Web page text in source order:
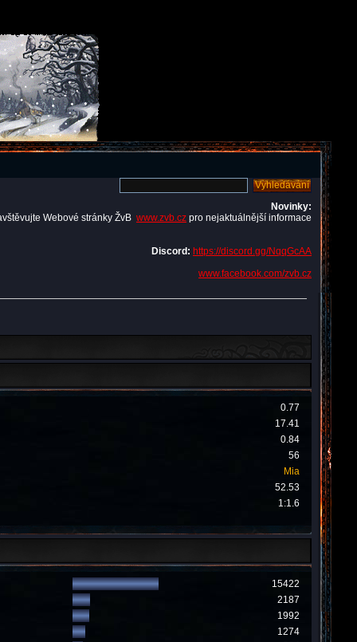
Novinky:
Webové stránky ŽvB www.zvb.cz pro nejaktuálnější informace
Discord: https://discord.gg/NqqGcAA
www.facebook.com/zvb.cz
0.77
17.41
0.84
56
Mia
52.53
1:1.6
15422
2187
1992
1274